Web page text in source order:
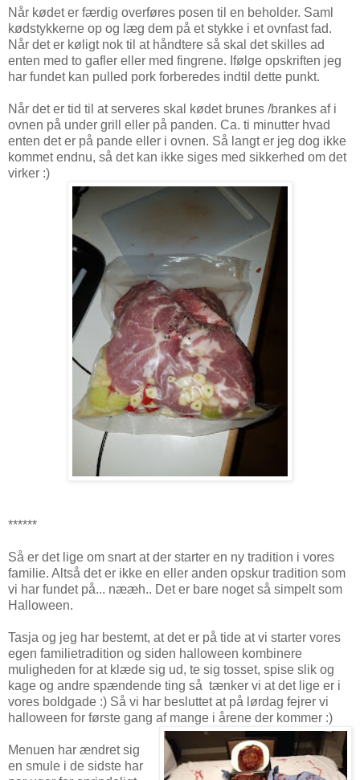
Når kødet er færdig overføres posen til en beholder. Saml
kødstykkerne op og læg dem på et stykke i et ovnfast fad.
Når det er køligt nok til at håndtere så skal det skilles ad
enten med to gafler eller med fingrene. Ifølge opskriften jeg
har fundet kan pulled pork forberedes indtil dette punkt.
Når det er tid til at serveres skal kødet brunes /brankes af i
ovnen på under grill eller på panden. Ca. ti minutter hvad
enten det er på pande eller i ovnen. Så langt er jeg dog ikke
kommet endnu, så det kan ikke siges med sikkerhed om det
virker :)
******
Så er det lige om snart at der starter en ny tradition i vores
familie. Altså det er ikke en eller anden opskur tradition som
vi har fundet på... nææh.. Det er bare noget så simpelt som
Halloween.
Tasja og jeg har bestemt, at det er på tide at vi starter vores
egen familietradition og siden halloween kombinere
muligheden for at klæde sig ud, te sig tosset, spise slik og
kage og andre spændende ting så tænker vi at det lige er i
vores boldgade :) Så vi har besluttet at på lørdag fejrer vi
halloween for første gang af mange i årene der kommer :)
Menuen har ændret sig
en smule i de sidste har